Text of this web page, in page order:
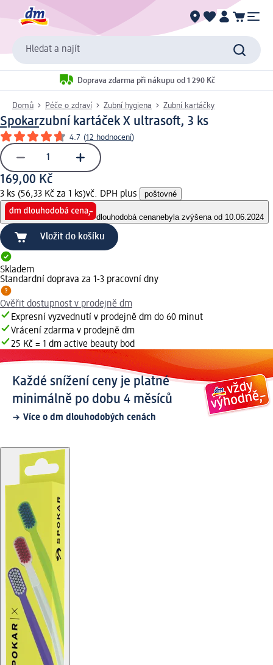
Hledat a najít
Doprava zdarma při nákupu od 1 290 Kč
Domů Péče o zdraví Zubní hygiena Zubní kartáčky
Spokarzubní kartáček X ultrasoft, 3 ks
4.7 (12 hodnocení)
169,00 Kč
3 ks (56,33 Kč za 1 ks)vč. DPH plus poštovné
dlouhodobá cenanebyla zvýšena od 10.06.2024
Vložit do košíku
Skladem
Standardní doprava za 1-3 pracovní dny
Ověřit dostupnost v prodejně dm
Expresní vyzvednutí v prodejně dm do 60 minut
Vrácení zdarma v prodejně dm
25 Kč = 1 dm active beauty bod
Každé snížení ceny je platné
minimálně po dobu 4 měsíců
Více o dm dlouhodobých cenách